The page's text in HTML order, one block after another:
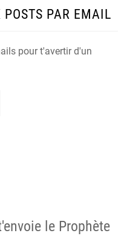
POSTS PAR EMAIL
pour t'avertir d'un
le Prophète